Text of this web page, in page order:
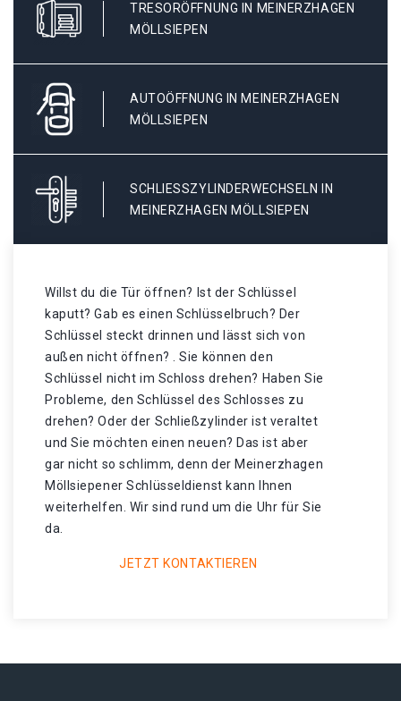
TRESORÖFFNUNG IN MEINERZHAGEN
MÖLLSIEPEN
AUTOÖFFNUNG IN MEINERZHAGEN
MÖLLSIEPEN
SCHLIESSZYLINDERWECHSELN IN M
EINERZHAGEN MÖLLSIEPEN
Willst du die Tür öffnen? Ist der Schlüssel
kaputt? Gab es einen Schlüsselbruch? Der
Schlüssel steckt drinnen und lässt sich von
außen nicht öffnen? . Sie können den
Schlüssel nicht im Schloss drehen? Haben Sie
Probleme, den Schlüssel des Schlosses zu
drehen? Oder der Schließzylinder ist veraltet
und Sie möchten einen neuen? Das ist aber
gar nicht so schlimm, denn der Meinerzhagen
Möllsiepener Schlüsseldienst kann Ihnen
weiterhelfen. Wir sind rund um die Uhr für Sie
da.
JETZT KONTAKTIEREN